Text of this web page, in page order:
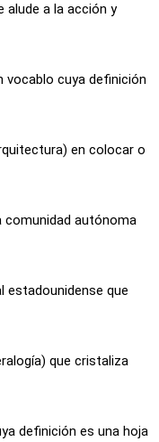
alude a la acción y
vocablo cuya definición
en colocar o
comunidad autónoma
estadounidense que
que cristaliza
definición es una hoja